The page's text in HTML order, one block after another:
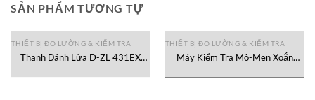
SẢN PHẨM TƯƠNG TỰ
THIẾT BỊ ĐO LƯỜNG & KIỂM TRA
Thanh Đánh Lửa D-ZL 431EX
THIẾT BỊ ĐO LƯỜNG & KIỂM TRA
Máy Kiểm Tra Mô-Men Xoắn